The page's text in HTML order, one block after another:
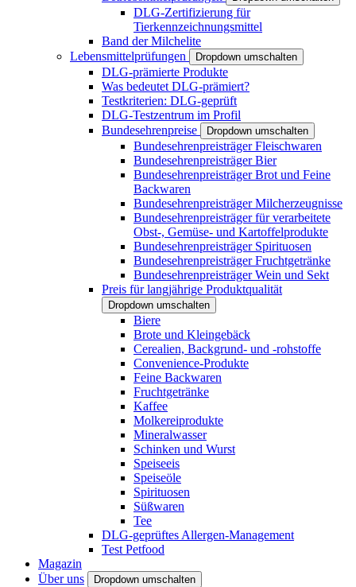
DLG-Zertifizierung für
Tierkennzeichnungsmittel
Band der Milchelite
Lebensmittelprüfungen
Dropdown umschalten
DLG-prämierte Produkte
Was bedeutet DLG-prämiert?
Testkriterien: DLG-geprüft
DLG-Testzentrum im Profil
Bundesehrenpreise
Dropdown umschalten
Bundesehrenpreisträger Fleischwaren
Bundesehrenpreisträger Bier
Bundesehrenpreisträger Brot und Feine
Backwaren
Bundesehrenpreisträger Milcherzeugnisse
Bundesehrenpreisträger für verarbeitete
Obst-, Gemüse- und Kartoffelprodukte
Bundesehrenpreisträger Spirituosen
Bundesehrenpreisträger Fruchtgetränke
Bundesehrenpreisträger Wein und Sekt
Preis für langjährige Produktqualität
Dropdown umschalten
Biere
Brote und Kleingebäck
Cerealien, Backgrund- und -rohstoffe
Convenience-Produkte
Feine Backwaren
Fruchtgetränke
Kaffee
Molkereiprodukte
Mineralwasser
Schinken und Wurst
Speiseeis
Speiseöle
Spirituosen
Süßwaren
Tee
DLG-geprüftes Allergen-Management
Test Petfood
Magazin
Über uns
Dropdown umschalten